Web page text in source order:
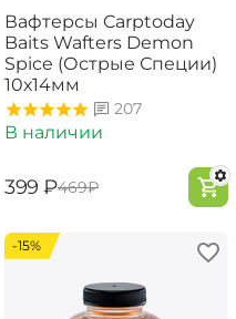
Вафтерсы Carptoday
Baits Wafters Demon
Spice (Острые Специи)
10х14мм
207
В наличии
‍399‍ ₽‍469‍₽
-15%